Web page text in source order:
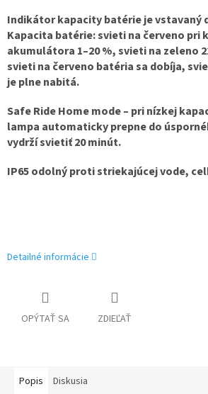
Indikátor kapacity batérie je vstavaný
Kapacita batérie: svieti na červeno pri
akumulátora 1–20 %, svieti na zeleno
svieti na červeno batéria sa dobíja,
je plne nabitá.
Safe Ride Home mode – pri nízkej
lampa automaticky prepne do
vydrží svietiť 20 minút.
IP65 odolný proti striekajúcej vode,
Detailné informácie
OPÝTAŤ SA ZDIEĽAŤ
Popis Diskusia